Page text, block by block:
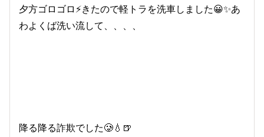
夕方ゴロゴロ⚡️きたので軽トラを洗車しました😀✨あ
わよくば洗い流して、、、、
降る降る詐欺でした🥲💧🍺